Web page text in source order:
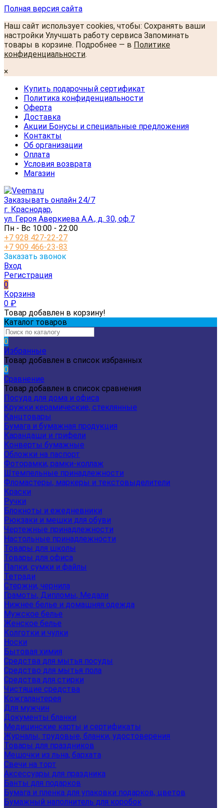
Полная версия сайта
Наш сайт использует cookies, чтобы: Сохранять ваши
настройки Улучшать работу сервиса Запоминать
товары в корзине. Подробнее — в Политике
конфиденциальности.
×
Купить подарочный сертификат
Политика конфиденциальности
Оферта
Доставка
Акции Бонусы и специальные предложения
Контакты
Об организации
Оплата
Условия возврата
Магазин
Заказывать онлайн 24/7
г. Краснодар,
ул. Героя Аверкиева А.А., д. 30, оф.7
Пн - Вс 10:00 - 22:00
+7 928 427-22-27
+7 909 466-23-83
Заказать звонок
Вход
Регистрация
0
Корзина
0 ₽
Товар добавлен в корзину!
Каталог товаров
0
Избранные
Товар добавлен в список избранных
0
Сравнение
Товар добавлен в список сравнения
Посуда для дома и офиса
Кружки керамические, стеклянные
Канцтовары
Бумага и бумажная продукция
Карандаши и грифели
Конверты бумажные
Обложки на паспорт
Фоторамки, рамки-коллаж
Штемпельные принадлежности
Фломастеры, маркеры и текстовыделители
Краски
Ручки
Блокноты и ежедневники
Рюкзаки и мешки для обуви
Чертежные принадлежности
Настольные принадлежности
Товары для школы
Товары для офиса
Папки, сумки и файлы
Тетради
Стержни, чернила
Грамоты, Дипломы, Медали
Нижнее белье и домашняя одежда
Мужское белье
Женское белье
Колготки и чулки
Носки
Бытовая химия
Средства для мытья посуды
Средство для мытья пола
Средства для стирки
Чистящие средства
Кожгалантерея
Для мужчин
Документы бланки
Медицинские карты и сертификаты
Журналы, трудовые, бланки, удостоверения
Товары для праздников
Мешочки из льна, бархата
Свечи на торт
Аксессуары для праздника
Банты для подарков
Бумага и пленка для упаковки подарков, цветов
Бумажный наполнитель для коробок